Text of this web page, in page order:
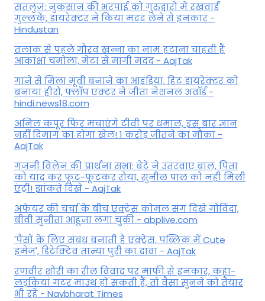
सतलुज: नुकसान की भरपाई को गुरुद्वारों में रखवाईं
गुल्लकें, डायरेक्टर ने किया मदद लेने से इनकार -
Hindustan
तलाक से पहले गौरव खन्ना का नाम हटाना चाहती हैं
आकांक्षा चमोला, मेटा से मांगी मदद - AajTak
गाने से मिला मूवी बनाने का आइडिया, हिट डायरेक्टर को
बनाया हीरो, फ्लॉप एक्टर ने जीता नेशनल अवॉर्ड -
hindi.news18.com
अनिल कपूर फिर मचाएंगे टीवी पर धमाल, इस बार ज्ञान
नहीं दिमाग का होगा खेल! 1 करोड़ जीतने का मौका -
AajTak
गजनी विलेन की प्रार्थना सभा: बेटे ने उतरवाए बाल, पिता
को याद कर फूट-फूटकर रोया, सुनील पाल को नही मिली
एंट्री! झांकते दिखे - AajTak
अफेयर की चर्चा के बीच एक्ट्रेस कोमल संग दिखे गोविंदा,
बीवी सुनीता आहूजा लगा चुकी - abplive.com
'पैसों के लिए संबंध बनाती है एक्ट्रेस, पब्लिक में Cute
इमेज', डिटेक्टिव तान्या पुरी का दावा - AajTak
रणवीर शौरी का रील विवाद पर माफी से इनकार, कहा-
लड़कियां गटर माउथ हो सकती हैं, तो वैसा सुनने को तैयार
भी रहें - Navbharat Times